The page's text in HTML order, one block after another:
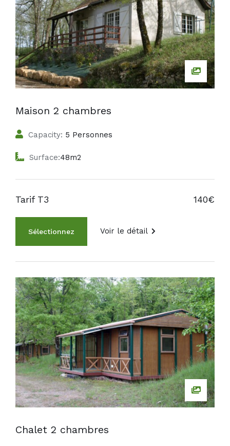
Maison 2 chambres
Capacity: 5 Personnes
Surface:48m2
Tarif T3 140€
Voir le détail
Chalet 2 chambres